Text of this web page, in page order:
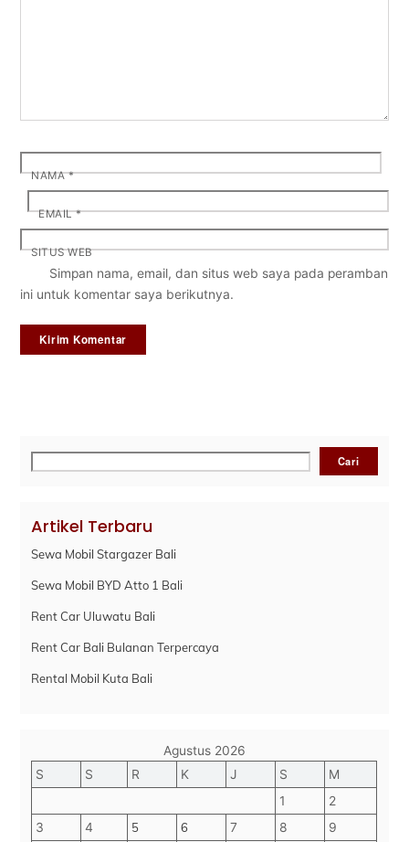
NAMA*
EMAIL*
SITUS WEB
Simpan nama, email, dan situs web saya pada peramban
ini untuk komentar saya berikutnya.
Cari Cari
Artikel Terbaru
Sewa Mobil Stargazer Bali
Sewa Mobil BYD Atto 1 Bali
Rent Car Uluwatu Bali
Rent Car Bali Bulanan Terpercaya
Rental Mobil Kuta Bali
Agustus 2026
S
S R K J S
M
1
2
3
4 5 6 7 8
9